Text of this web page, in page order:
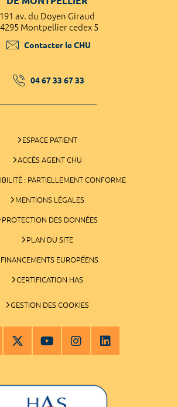
191 av. du Doyen Giraud
Montpellier cedex 5
Contacter le CHU
04 67 33 67 33
ESPACE PATIENT
ACCÈS AGENT CHU
: PARTIELLEMENT CONFORME
MENTIONS LÉGALES
PROTECTION DES DONNÉES
PLAN DU SITE
FINANCEMENTS EUROPÉENS
CERTIFICATION HAS
GESTION DES COOKIES